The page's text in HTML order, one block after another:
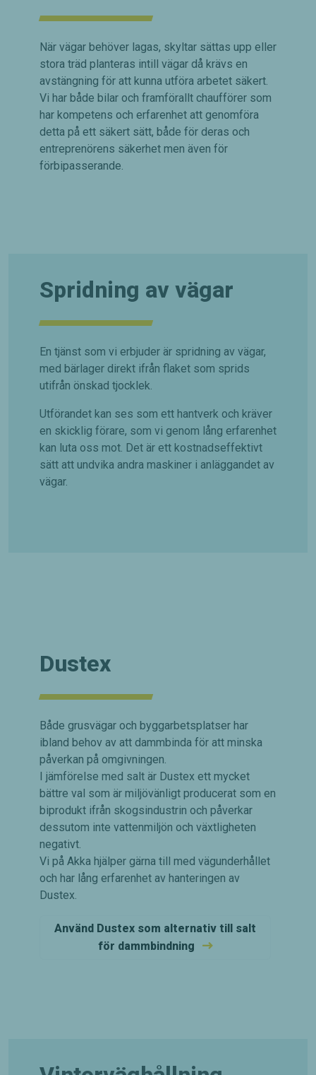
När vägar behöver lagas, skyltar sättas upp eller
stora träd planteras intill vägar då krävs en
avstängning för att kunna utföra arbetet säkert.
Vi har både bilar och framförallt chaufförer som
har kompetens och erfarenhet att genomföra
detta på ett säkert sätt, både för deras och
entreprenörens säkerhet men även för
förbipasserande.
Spridning av vägar
En tjänst som vi erbjuder är spridning av vägar,
med bärlager direkt ifrån flaket som sprids
utifrån önskad tjocklek.
Utförandet kan ses som ett hantverk och kräver
en skicklig förare, som vi genom lång erfarenhet
kan luta oss mot. Det är ett kostnadseffektivt
sätt att undvika andra maskiner i anläggandet av
vägar.
Dustex
Både grusvägar och byggarbetsplatser har
ibland behov av att dammbinda för att minska
påverkan på omgivningen.
I jämförelse med salt är Dustex ett mycket
bättre val som är miljövänligt producerat som en
biprodukt ifrån skogsindustrin och påverkar
dessutom inte vattenmiljön och växtligheten
negativt.
Vi på Akka hjälper gärna till med vägunderhållet
och har lång erfarenhet av hanteringen av
Dustex.
Använd Dustex som alternativ till salt
för dammbindning